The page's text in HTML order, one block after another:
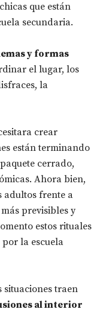
que están
secundaria.
y formas
el lugar, los
la
crear
están terminando
cerrado,
Ahora bien,
adultos frente a
previsibles y
estos rituales
la escuela
situaciones traen
al interior